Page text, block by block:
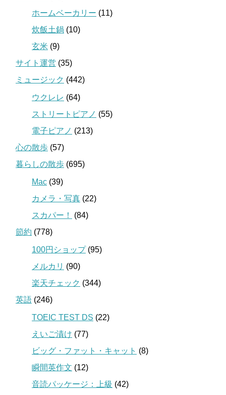
ホームベーカリー (11)
炊飯土鍋 (10)
玄米 (9)
サイト運営 (35)
ミュージック (442)
ウクレレ (64)
ストリートピアノ (55)
電子ピアノ (213)
心の散歩 (57)
暮らしの散歩 (695)
Mac (39)
カメラ・写真 (22)
スカパー！
(84)
節約 (778)
100円ショップ(95)
メルカリ (90)
楽天チェック (344)
英語 (246)
TOEIC TEST DS (22)
えいご漬け (77)
ビッグ・ファット・キャット (8)
瞬間英作文 (12)
音読パッケージ：上級 (42)